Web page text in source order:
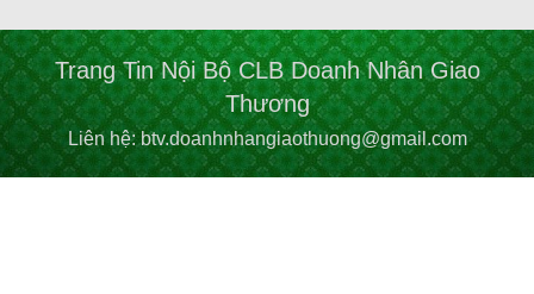
Trang Tin Nội Bộ CLB Doanh Nhân Giao
Thương
Liên hệ: btv.doanhnhangiaothuong@gmail.com